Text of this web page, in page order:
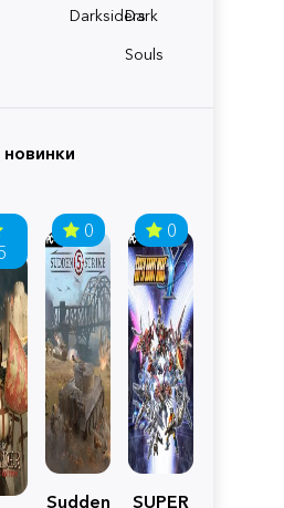
Darksiders
Dark
Souls
0
Sudden
0
SUPER